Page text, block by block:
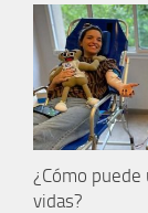
¿Cómo
vidas?